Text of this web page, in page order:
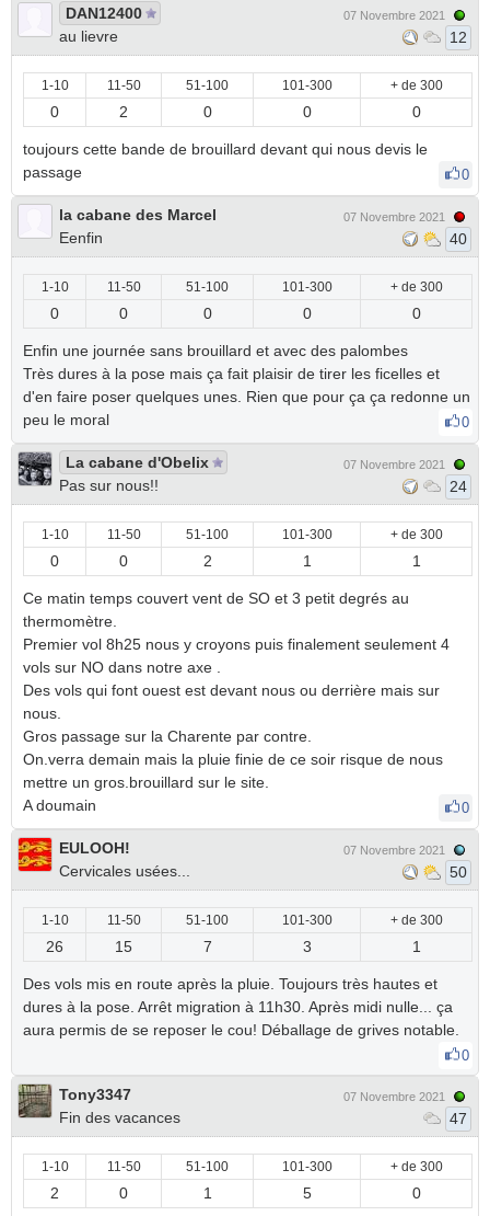
DAN12400
au lievre
07 Novembre 2021
12
1-10 11-50 51-100 101-300 + de 300
0 2 0 0 0
toujours cette bande de brouillard devant qui nous devis le
passage
0
la cabane des Marcel
Eenfin
07 Novembre 2021
40
1-10 11-50 51-100 101-300 + de 300
0 0 0 0 0
Enfin une journée sans brouillard et avec des palombes
Très dures à la pose mais ça fait plaisir de tirer les ficelles et
d'en faire poser quelques unes. Rien que pour ça ça redonne un
peu le moral
0
La cabane d'Obelix
Pas sur nous!!
07 Novembre 2021
24
1-10 11-50 51-100 101-300 + de 300
0 0 2 1 1
Ce matin temps couvert vent de SO et 3 petit degrés au
thermomètre.
Premier vol 8h25 nous y croyons puis finalement seulement 4
vols sur NO dans notre axe .
Des vols qui font ouest est devant nous ou derrière mais sur
nous.
Gros passage sur la Charente par contre.
On.verra demain mais la pluie finie de ce soir risque de nous
mettre un gros.brouillard sur le site.
A doumain
0
EULOOH!
Cervicales usées...
07 Novembre 2021
50
1-10 11-50 51-100 101-300 + de 300
26 15 7 3 1
Des vols mis en route après la pluie. Toujours très hautes et
dures à la pose. Arrêt migration à 11h30. Après midi nulle... ça
aura permis de se reposer le cou! Déballage de grives notable.
0
Tony3347
Fin des vacances
07 Novembre 2021
47
1-10 11-50 51-100 101-300 + de 300
2 0 1 5 0